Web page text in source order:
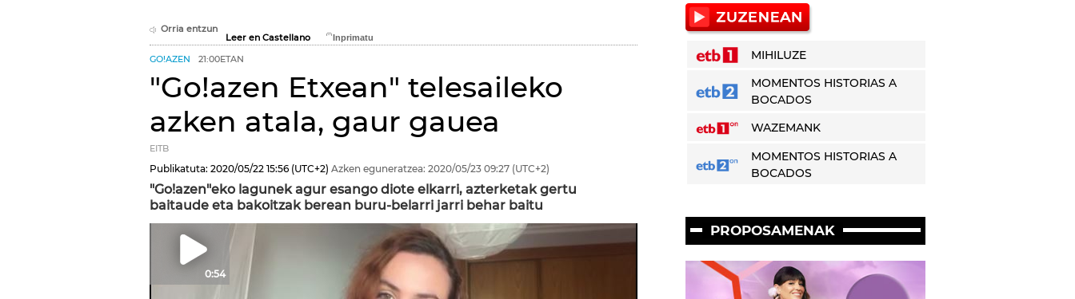
Orria entzun
Leer en Castellano
GO!AZEN 21:00ETAN
"Go!azen Etxean" telesaileko
azken atala, gaur gauea
EITB
Publikatuta: 2020/05/22 15:56 (UTC+2) Azken eguneratzea: 2020/05/23 09:27 (UTC+2)
"Go!azen"eko lagunek agur esango diote elkarri, azterketak gertu
baitaude eta bakoitzak berean buru-belarri jarri behar baitu
0:54
MIHILUZE
MOMENTOS HISTORIAS A
BOCADOS
WAZEMANK
MOMENTOS HISTORIAS A
BOCADOS
PROPOSAMENAK